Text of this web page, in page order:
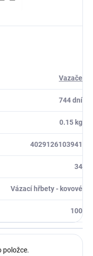
Vazače
744 dní
0.15 kg
4029126103941
34
Vázací hřbety - kovové
100
položce.